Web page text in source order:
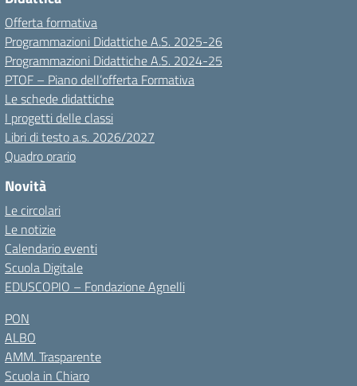
Offerta formativa
Programmazioni Didattiche A.S. 2025-26
Programmazioni Didattiche A.S. 2024-25
PTOF – Piano dell’offerta Formativa
Le schede didattiche
I progetti delle classi
Libri di testo a.s. 2026/2027
Quadro orario
Novità
Le circolari
Le notizie
Calendario eventi
Scuola Digitale
EDUSCOPIO – Fondazione Agnelli
PON
ALBO
AMM. Trasparente
Scuola in Chiaro